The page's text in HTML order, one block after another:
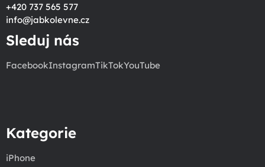
+420 737 565 577
info@jabkolevne.cz
Sleduj nás
FacebookInstagramTikTokYouTube
Kategorie
iPhone